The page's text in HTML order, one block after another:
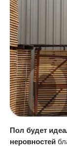
Пол будет
неровностей